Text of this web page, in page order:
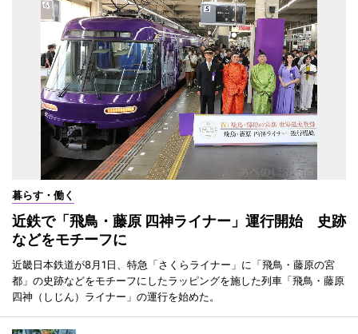
暮らす・働く
近鉄で「飛鳥・藤原 四神ライナー」運行開始 史跡
などをモチーフに
近畿日本鉄道が8月1日、特急「さくらライナー」に「飛鳥・藤原の宮
都」の史跡などをモチーフにしたラッピングを施した列車「飛鳥・藤原
四神（しじん）ライナー」の運行を始めた。